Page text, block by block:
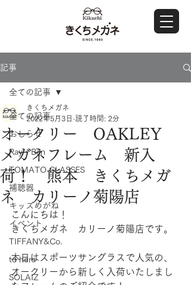
記事
全ての記事
おしらせ
Ray・Ban
TOMATO GLASSES
補聴器
キッズめがね
イベント
TIFFANY&Co.
to hers
SOLAIZ
全ての記事
オークリー OAKLEY
メガネフレーム 新入
荷！ 熊本 きくちメガ
ネ カリーノ菊陽店
きくちメガネ
2022年5月3日 読了時間: 2分
こんにちは！
きくちメガネ　カリーノ菊陽店です。
本日はスポーツサングラスで人気の、
オークリーから新しく入荷いたしまし